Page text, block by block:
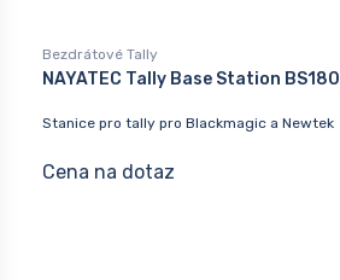
Bezdrátové Tally
NAYATEC Tally Base Station BS180
Stanice pro tally pro Blackmagic a Newtek
Cena na dotaz